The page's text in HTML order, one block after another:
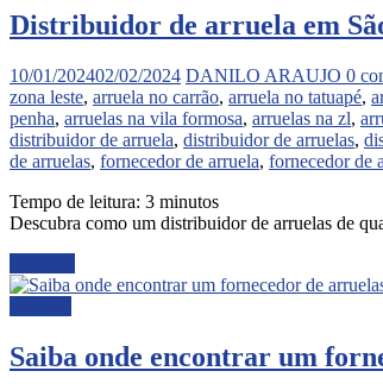
Distribuidor de arruela em
10/01/202402/02/2024 DANILO ARAUJO 0
zona leste, arruela no carrão, arruela no tatuapé,
penha, arruelas na vila formosa, arruelas na zl,
distribuidor de arruela, distribuidor de arruelas,
de arruelas, fornecedor de arruela, fornecedor de
Tempo de leitura: 3 minutos
Descubra como um distribuidor de arruelas de
Saiba onde encontrar um